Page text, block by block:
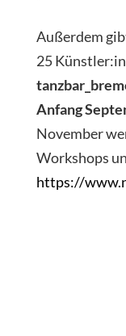
Außerdem
25
Anfang
November
Workshops
https://